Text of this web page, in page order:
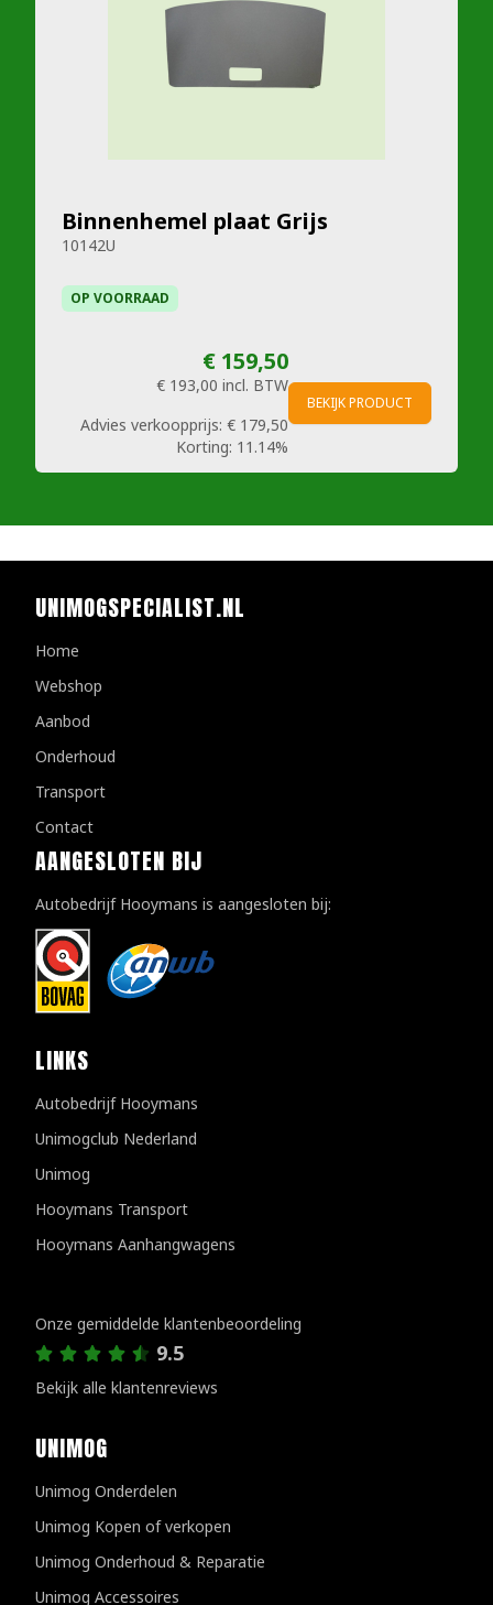
Binnenhemel plaat Grijs
10142U
OP VOORRAAD
€ 159,50
€ 193,00 incl. BTW
Advies verkoopprijs: € 179,50
Korting: 11.14%
BEKIJK PRODUCT
UNIMOGSPECIALIST.NL
Home
Webshop
Aanbod
Onderhoud
Transport
Contact
AANGESLOTEN BIJ
Autobedrijf Hooymans is aangesloten bij:
LINKS
Autobedrijf Hooymans
Unimogclub Nederland
Unimog
Hooymans Transport
Hooymans Aanhangwagens
Onze gemiddelde klantenbeoordeling
9.5
Bekijk alle klantenreviews
UNIMOG
Unimog Onderdelen
Unimog Kopen of verkopen
Unimog Onderhoud & Reparatie
Unimog Accessoires